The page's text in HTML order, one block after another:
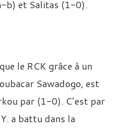
b) et Salitas (1-0).
le RCK grâce à un
Sawadogo, est
par (1-0). C’est par
a battu dans la